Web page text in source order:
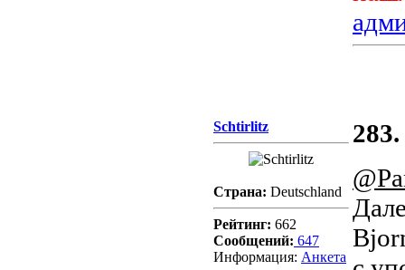
Schtirlitz
Страна: Deutschland
Рейтинг: 662
Сообщений: 647
Информация: Aнкета
283.